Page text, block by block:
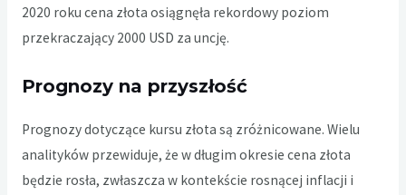
2020 roku cena złota osiągnęła rekordowy poziom
przekraczający 2000 USD za uncję.
Prognozy na przyszłość
Prognozy dotyczące kursu złota są zróżnicowane. Wielu
analityków przewiduje, że w długim okresie cena złota
będzie rosła, zwłaszcza w kontekście rosnącej inflacji i